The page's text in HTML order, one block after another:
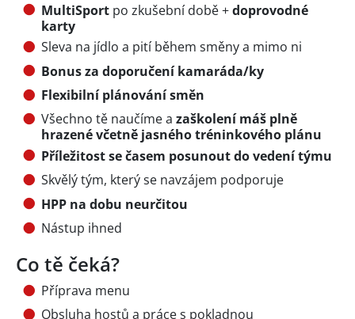
MultiSport po zkušební době +doprovodné
karty
Sleva na jídlo a pití během směny a mimo ni
Bonus za doporučení kamaráda/ky
Flexibilní plánování směn
Všechno tě naučíme a zaškolení máš plně
hrazené včetně jasného tréninkového plánu
Příležitost se časem posunout do vedení týmu
Skvělý tým, který se navzájem podporuje
HPP na dobu neurčitou
Nástup ihned
Co tě čeká?
Příprava menu
Obsluha hostů a práce s pokladnou